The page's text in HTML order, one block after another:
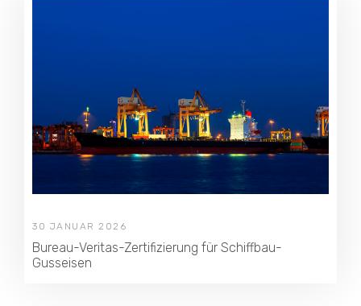
30 JANUAR 2026
Bureau-Veritas-Zertifizierung für Schiffbau-
Gusseisen